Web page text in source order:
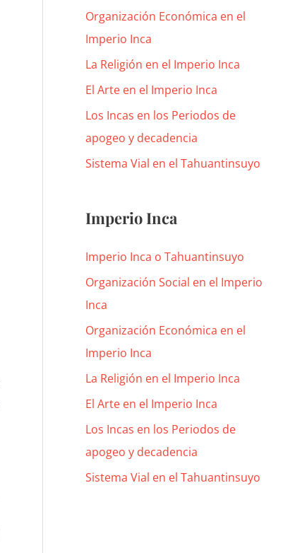
Organización Económica en el
Imperio Inca
La Religión en el Imperio Inca
El Arte en el Imperio Inca
Los Incas en los Periodos de
apogeo y decadencia
Sistema Vial en el Tahuantinsuyo
Imperio Inca
Imperio Inca o Tahuantinsuyo
Organización Social en el Imperio
Inca
Organización Económica en el
Imperio Inca
La Religión en el Imperio Inca
El Arte en el Imperio Inca
Los Incas en los Periodos de
apogeo y decadencia
Sistema Vial en el Tahuantinsuyo